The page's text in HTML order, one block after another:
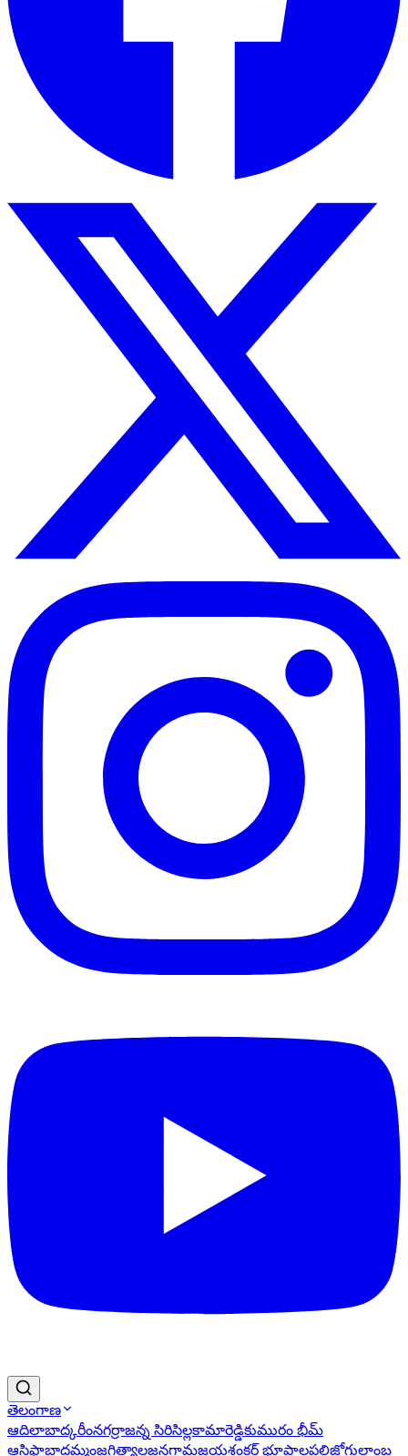
తెలంగాణ
ఆదిలాబాద్కరీంనగర్రాజన్న సిరిసిల్లకామారెడ్డికుమురం భీమ్
ఆసిఫాబాద్ఖమ్మంజగిత్యాలజనగామజయశంకర్ భూపాలపల్లిజోగులాంబ